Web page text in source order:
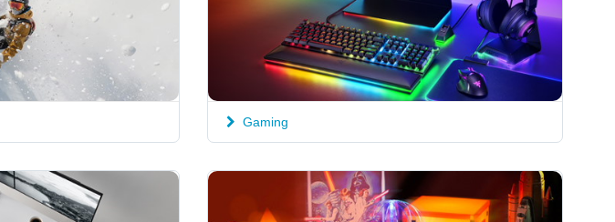
Gaming